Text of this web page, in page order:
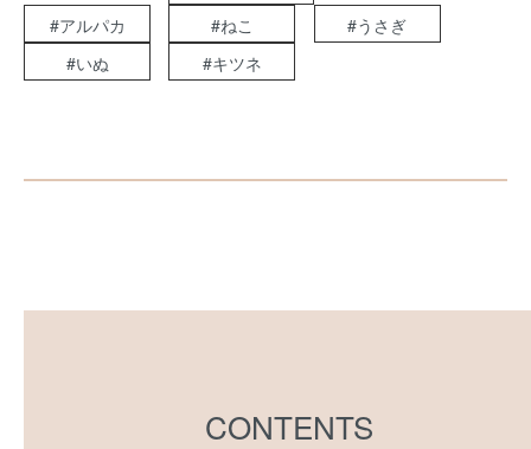
#アルパカ #ねこ
#うさぎ
#いぬ
#キツネ
CONTENTS